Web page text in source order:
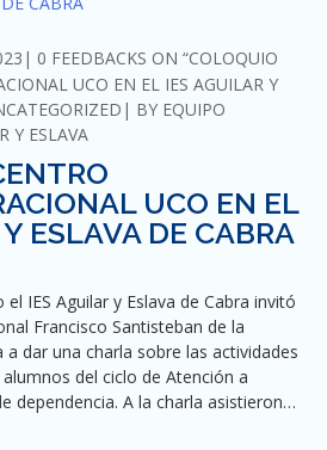
COMMENTS
0 FEEDBACKS ON “COLOQUIO
UCO EN EL IES AGUILAR Y
BY EQUIPO
Y ESLAVA
UCO EN EL
ESLAVA DE CABRA
IES Aguilar y Eslava de Cabra invitó
Francisco Santisteban de la
a dar una charla sobre las actividades
del ciclo de Atención a
dependencia. A la charla asistieron…